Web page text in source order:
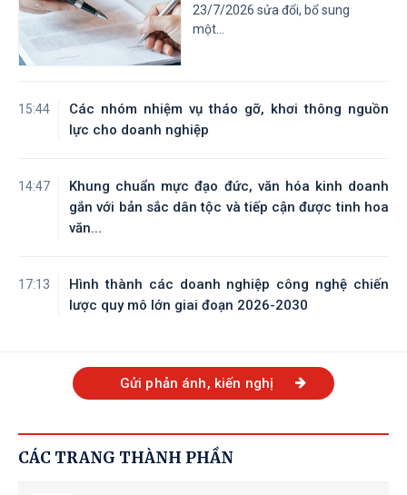
23/7/2026 sửa đổi, bổ sung
một...
15:44
Các nhóm nhiệm vụ tháo gỡ, khơi thông nguồn
lực cho doanh nghiệp
14:47
Khung chuẩn mực đạo đức, văn hóa kinh doanh
gắn với bản sắc dân tộc và tiếp cận được tinh hoa
văn...
17:13
Hình thành các doanh nghiệp công nghệ chiến
lược quy mô lớn giai đoạn 2026-2030
Gửi phản ánh, kiến nghị
CÁC TRANG THÀNH PHẦN